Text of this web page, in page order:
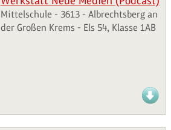
Mittelschule - 3613 - Albrechtsberg an
der Großen Krems - Els 54, Klasse 1AB